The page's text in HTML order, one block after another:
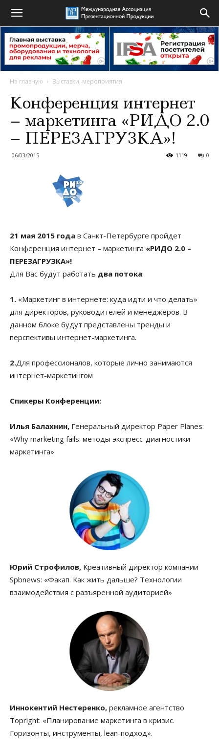
На главную Выставки, мероприятия
Конференция интернет
– маркетинга «РИДО 2.0
– ПЕРЕЗАГРУЗКА»!
06/03/2015 0
1119
21 мая 2015 года в Санкт-Петербурге пройдет
Конференция интернет – маркетинга «РИДО 2.0 –
ПЕРЕЗАГРУЗКА»!
Для Вас будут работать два потока:
1. «Маркетинг в интернете: куда идти и что делать»
для директоров, руководителей и менеджеров. В
данном блоке будут представлены тренды и
перспективы интернет-маркетинга.
2.Для профессионалов, которые лично занимаются
интернет-маркетингом
Спикеры Конференции:
Илья Балахнин, Генеральный директор Paper Planes:
«Why marketing fails: методы экспресс-диагностики
маркетинга»
Юрий Строфилов, Креативный директор компании
Spbnews: «Факап. Как жить дальше? Технологии
взаимодействия с разъяренной аудиторией»
Иннокентий Нестеренко, рекламное агентство
Topright: «Планирование маркетинга в кризис.
Горизонты, инструменты, lean-подход».